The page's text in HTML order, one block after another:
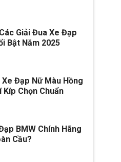
Giải Đua Xe Đạp
Bật Năm 2025
Đạp Nữ Màu Hồng
Kíp Chọn Chuẩn
BMW Chính Hãng
Cầu?